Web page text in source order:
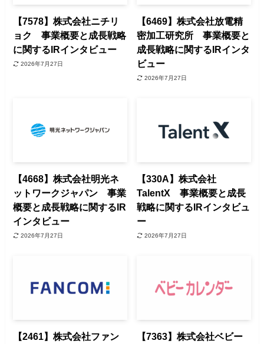
【7578】株式会社ニチリ
ョク 事業概要と成長戦略
に関するIRインタビュー
2026年7月27日
【6469】株式会社放電精
密加工研究所 事業概要と
成長戦略に関するIRインタ
ビュー
2026年7月27日
【4668】株式会社明光ネ
ットワークジャパン 事業
概要と成長戦略に関するIR
インタビュー
2026年7月27日
【330A】株式会社
TalentX 事業概要と成長
戦略に関するIRインタビュ
ー
2026年7月27日
【2461】株式会社ファン
【7363】株式会社ベビー